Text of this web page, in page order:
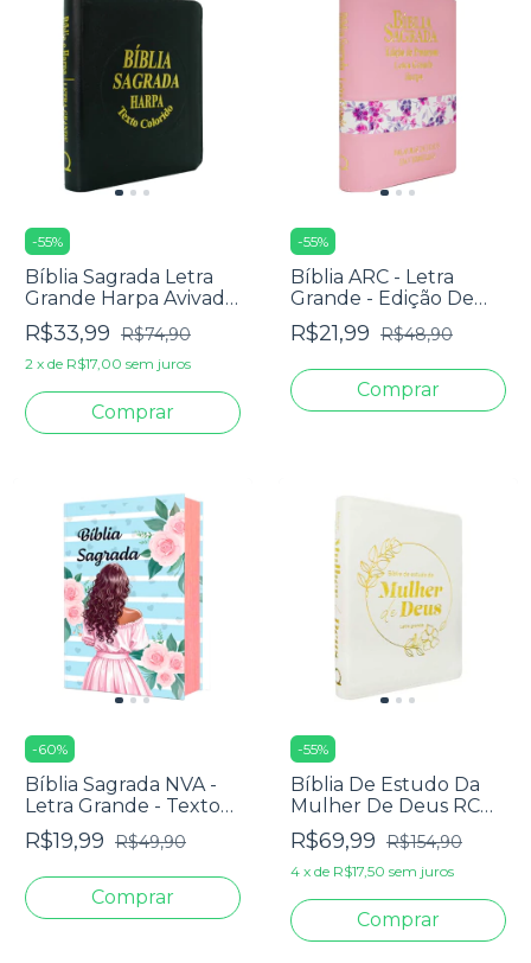
-55%
Bíblia Sagrada Letra
Grande Harpa Avivada
E Corinhos Pequena
Zíper Preta
R$33,99 R$74,90
2 x de R$17,00 sem juros
-55%
Bíblia ARC - Letra
Grande - Edição De
Promessas - Palavras
De Jesus Em
Capa Zíper Tricolor
Rosa
R$21,99 R$48,90
-60%
Bíblia Sagrada NVA -
Letra Grande - Textos
Coloridos - Capa Dura
Menina Azul
R$19,99 R$49,90
-55%
Bíblia De Estudo Da
Mulher De Deus RC
Letra Grande Com
Harpa Pentecostal
Branca
R$69,99 R$154,90
4 x de R$17,50 sem juros